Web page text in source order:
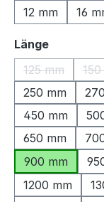
12 mm
16
Länge
125 mm
(Diese
250 mm
450 mm
650 mm
900 mm
1200 mm